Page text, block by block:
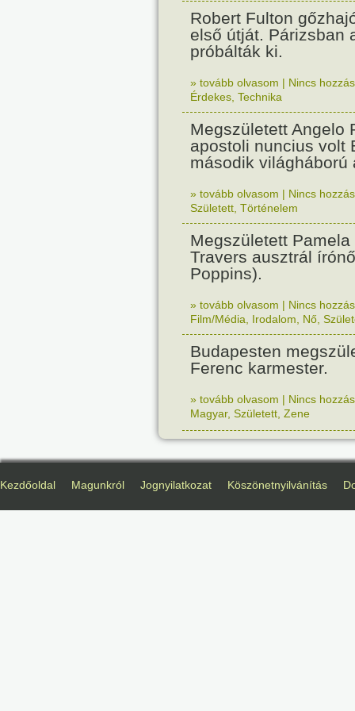
Robert Fulton
első útját. Párizsban
próbálták ki.
» tovább olvasom | Nincs
Érdekes Technika
Megszületett Angelo
apostoli nuncius volt
második világháború
» tovább olvasom | Nincs
Született Történelem
Megszületett Pamela
Travers ausztrál
Poppins).
» tovább olvasom | Nincs
Film/Média
Irodalom Nő
Budapesten
Ferenc karmester.
» tovább olvasom | Nincs
Magyar, Született Zene
Kezdőoldal Magunkról Jognyilatkozat Köszönetnyilvánítás